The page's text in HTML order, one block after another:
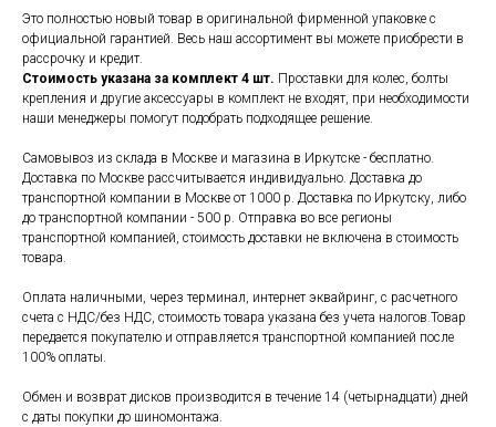
Это полностью новый товар в оригинальной фирменной упаковке с
официальной гарантией. Весь наш ассортимент вы можете приобрести в
рассрочку и кредит.
Стоимость указана за комплект 4 шт. Проставки для колес, болты
крепления и другие аксессуары в комплект не входят, при необходимости
наши менеджеры помогут подобрать подходящее решение.
Самовывоз из склада в Москве и магазина в Иркутске - бесплатно.
Доставка по Москве рассчитывается индивидуально. Доставка до
транспортной компании в Москве от 1000 р. Доставка по Иркутску, либо
до транспортной компании - 500 р. Отправка во все регионы
транспортной компанией, стоимость доставки не включена в стоимость
товара.
Оплата наличными, через терминал, интернет эквайринг, с расчетного
счета с НДС/без НДС, стоимость товара указана без учета налогов.Товар
передается покупателю и отправляется транспортной компанией после
100% оплаты.
Обмен и возврат дисков производится в течение 14 (четырнадцати) дней
с даты покупки до шиномонтажа.